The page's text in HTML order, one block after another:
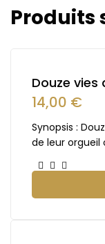
Produits
Douze vies
14,00 €
Synopsis :
de leur orgueil